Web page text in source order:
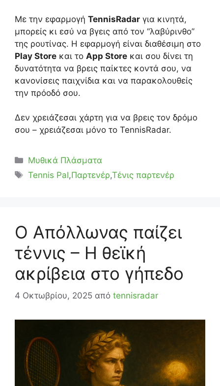
Με την εφαρμογή TennisRadar για κινητά,
μπορείς κι εσύ να βγεις από τον “λαβύρινθο”
της ρουτίνας. Η εφαρμογή είναι διαθέσιμη στο
Play Store και το App Store και σου δίνει τη
δυνατότητα να βρεις παίκτες κοντά σου, να
κανονίσεις παιχνίδια και να παρακολουθείς
την πρόοδό σου.
Δεν χρειάζεσαι χάρτη για να βρεις τον δρόμο
σου – χρειάζεσαι μόνο το TennisRadar.
Κατηγορίες
Μυθικά Πλάσματα
Ετικέτες
Tennis Pal,Παρτενέρ,Τένις παρτενέρ
Ο Απόλλωνας παίζει
τέννις – Η θεϊκή
ακρίβεια στο γήπεδο
4 Οκτωβρίου, 2025 από tennisradar